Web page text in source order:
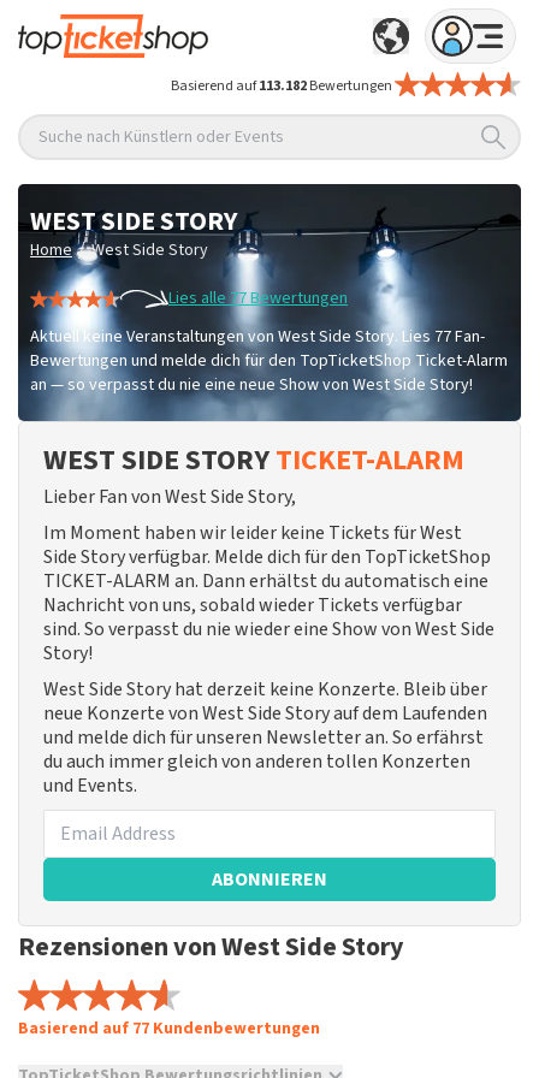
Basierend auf113.182Bewertungen
Suche nach Künstlern oder Events
WEST SIDE STORY
Home / West Side Story
Lies alle 77 Bewertungen
Aktuell keine Veranstaltungen von West Side Story. Lies 77 Fan-
Bewertungen und melde dich für den TopTicketShop Ticket-Alarm
an — so verpasst du nie eine neue Show von West Side Story!
WEST SIDE STORYTICKET-ALARM
Lieber Fan von West Side Story,
Im Moment haben wir leider keine Tickets für West
Side Story verfügbar. Melde dich für den TopTicketShop
TICKET-ALARM an. Dann erhältst du automatisch eine
Nachricht von uns, sobald wieder Tickets verfügbar
sind. So verpasst du nie wieder eine Show von West Side
Story!
West Side Story hat derzeit keine Konzerte. Bleib über
neue Konzerte von West Side Story auf dem Laufenden
und melde dich für unseren Newsletter an. So erfährst
du auch immer gleich von anderen tollen Konzerten
und Events.
ABONNIEREN
Rezensionen von West Side Story
Basierend auf 77 Kundenbewertungen